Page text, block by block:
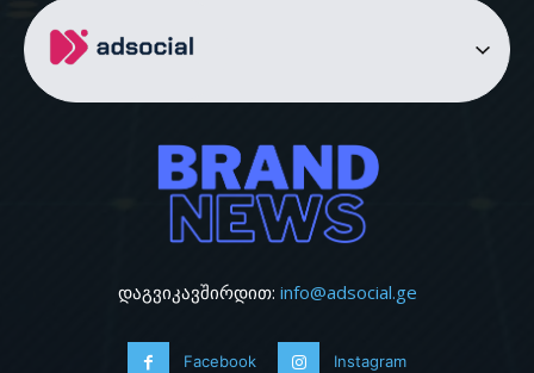
დაგვიკავშირდით: info@adsocial.ge
Facebook Instagram